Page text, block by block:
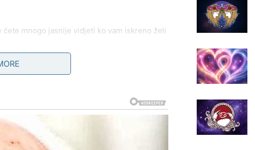
mnogo jasnije vidjeti ko vam iskreno želi
važnu odluku koja će im kasnije potpuno
mogli bi vas potpuno